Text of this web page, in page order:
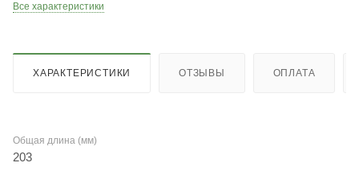
Все характеристики
ХАРАКТЕРИСТИКИ ОТЗЫВЫ ОПЛАТА
Общая длина (мм)
203